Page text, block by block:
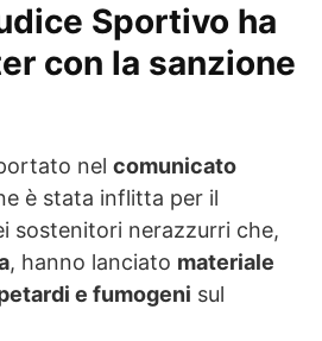
Sportivo ha
con la sanzione
nel comunicato
è stata inflitta per il
sostenitori nerazzurri che,
, hanno lanciato materiale
e fumogeni sul